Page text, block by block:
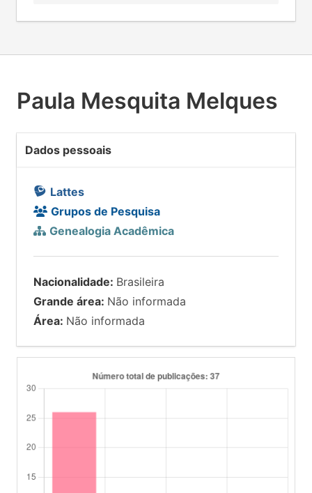
Paula Mesquita Melques
Dados pessoais
Lattes
Grupos de Pesquisa
Genealogia Acadêmica
Nacionalidade: Brasileira
Grande área: Não informada
Área: Não informada